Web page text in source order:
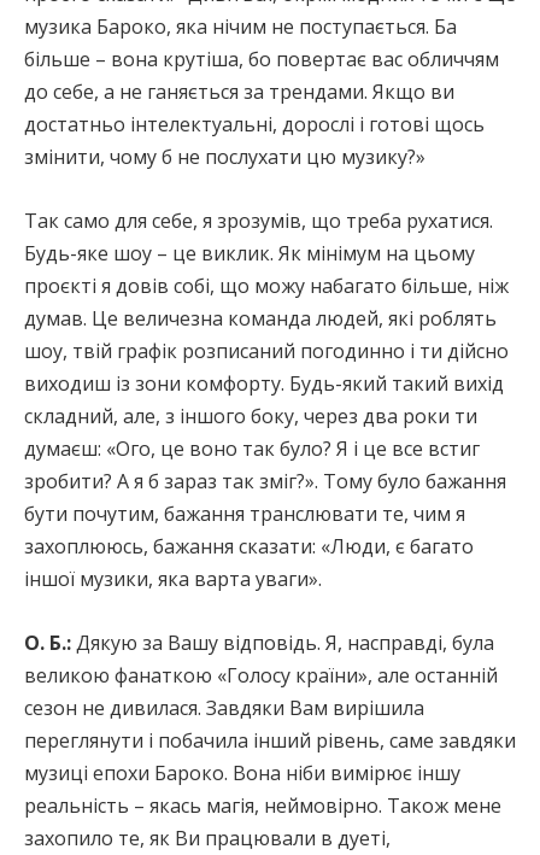
музика Бароко, яка нічим не поступається. Ба
більше – вона крутіша, бо повертає вас обличчям
до себе, а не ганяється за трендами. Якщо ви
достатньо інтелектуальні, дорослі і готові щось
змінити, чому б не послухати цю музику?»
Так само для себе, я зрозумів, що треба рухатися.
Будь-яке шоу – це виклик. Як мінімум на цьому
проєкті я довів собі, що можу набагато більше, ніж
думав. Це величезна команда людей, які роблять
шоу, твій графік розписаний погодинно і ти дійсно
виходиш із зони комфорту. Будь-який такий вихід
складний, але, з іншого боку, через два роки ти
думаєш: «Ого, це воно так було? Я і це все встиг
зробити? А я б зараз так зміг?». Тому було бажання
бути почутим, бажання транслювати те, чим я
захоплююсь, бажання сказати: «Люди, є багато
іншої музики, яка варта уваги».
О. Б.:Дякую за Вашу відповідь. Я, насправді, була
великою фанаткою «Голосу країни», але останній
сезон не дивилася. Завдяки Вам вирішила
переглянути і побачила інший рівень, саме завдяки
музиці епохи Бароко. Вона ніби вимірює іншу
реальність – якась магія, неймовірно. Також мене
захопило те, як Ви працювали в дуеті,